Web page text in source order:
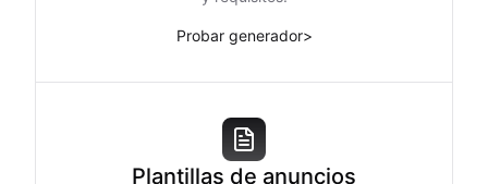
Probar generador>
Plantillas de anuncios